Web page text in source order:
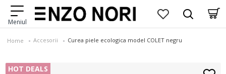
Home Accesorii Curea piele ecologica model COLET negru
HOT DEALS